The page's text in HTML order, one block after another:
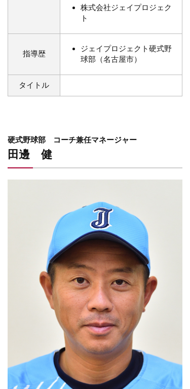
株式会社ジェイプロジェク
ト
指導歴
ジェイプロジェクト硬式野
球部（名古屋市）
タイトル
​​硬式野球部 コーチ兼任マネージャー
田邊 健